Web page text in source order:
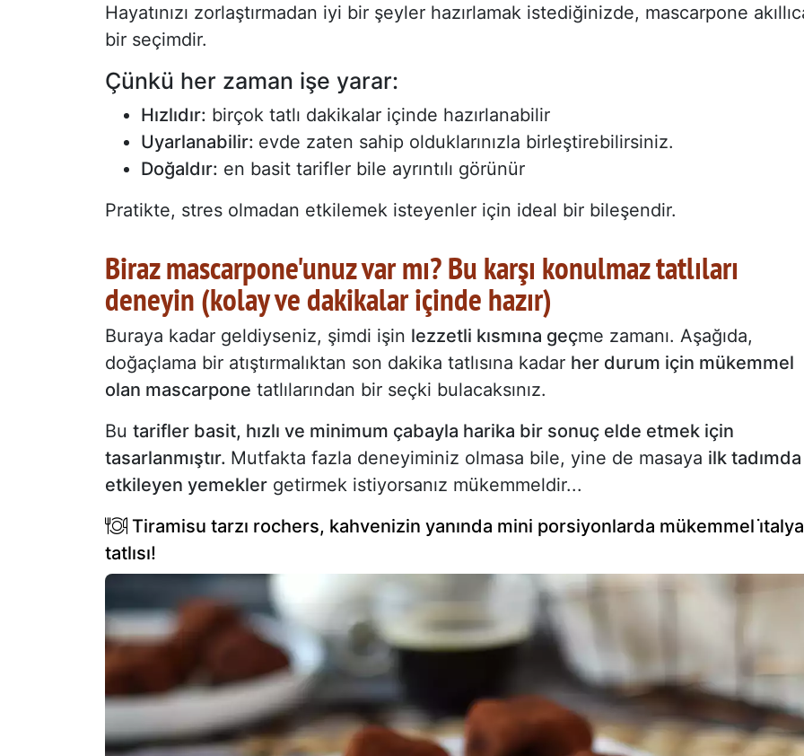
Hayatınızı zorlaştırmadan iyi bir şeyler hazırlamak istediğinizde, mascarpone
bir seçimdir.
Çünkü her zaman işe yarar:
Hızlıdır: birçok tatlı dakikalar içinde hazırlanabilir
Uyarlanabilir: evde zaten sahip olduklarınızla birleştirebilirsiniz.
Doğaldır: en basit tarifler bile ayrıntılı görünür
Pratikte, stres olmadan etkilemek isteyenler için ideal bir bileşendir.
Biraz mascarpone'unuz var mı? Bu karşı konulmaz tatlıları
deneyin (kolay ve dakikalar içinde hazır)
Buraya kadar geldiyseniz, şimdi işin lezzetli kısmına geçme zamanı. Aşağıda,
doğaçlama bir atıştırmalıktan son dakika tatlısına kadar her durum için mükemmel
olan mascarpone tatlılarından bir seçki bulacaksınız.
Bu tarifler basit, hızlı ve minimum çabayla harika bir sonuç elde etmek için
tasarlanmıştır. Mutfakta fazla deneyiminiz olmasa bile, yine de masaya ilk tadımda
etkileyen yemekler getirmek istiyorsanız mükemmeldir...
Tiramisu tarzı rochers, kahvenizin yanında mini porsiyonlarda mükemmel
tatlısı!